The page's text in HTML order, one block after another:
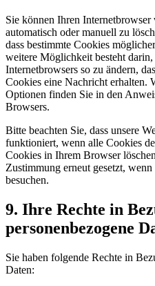
Sie können Ihren
automatisch oder manuell zu
dass bestimmte Cookies
weitere Möglichkeit besteht
Internetbrowsers so zu ändern,
Cookies eine Nachricht erhalten.
Optionen finden Sie in den
Browsers.
Bitte beachten Sie, dass unsere
funktioniert, wenn alle Cookies
Cookies in Ihrem Browser
Zustimmung erneut gesetzt,
besuchen.
9. Ihre Rechte in
personenbezogene
Sie haben folgende Rechte in
Daten: